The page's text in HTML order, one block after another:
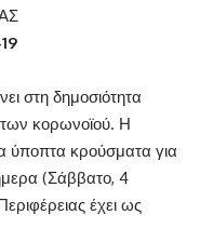
στη δημοσιότητα
κορωνοϊού. Η
ύποπτα κρούσματα για
(Σάββατο, 4
έχει ως